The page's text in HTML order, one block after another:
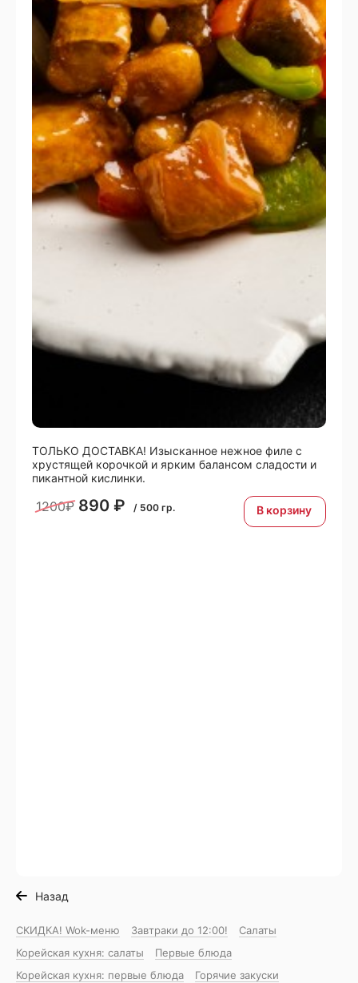
ТОЛЬКО ДОСТАВКА! Изысканное нежное филе с
хрустящей корочкой и ярким балансом сладости и
пикантной кислинки.
1200₽ 890 ₽ / 500 гр. В корзину
Назад
СКИДКА! Wok-меню Завтраки до 12:00!
Салаты
Корейская кухня: салаты
Первые блюда
Корейская кухня: первые блюда
Горячие закуски